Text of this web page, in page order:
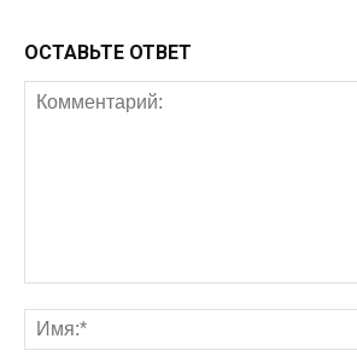
ОСТАВЬТЕ ОТВЕТ